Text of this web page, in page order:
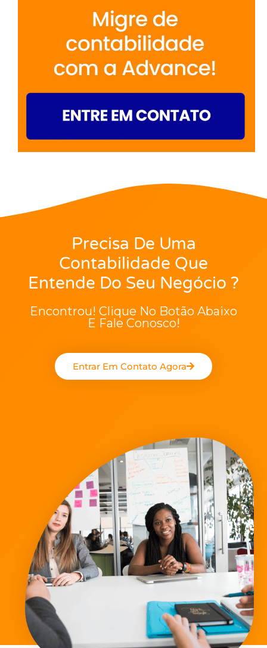
Precisa De Uma
Contabilidade Que
Entende Do Seu Negócio ?
Encontrou! Clique No Botão Abaixo
E Fale Conosco!
Entrar Em Contato Agora